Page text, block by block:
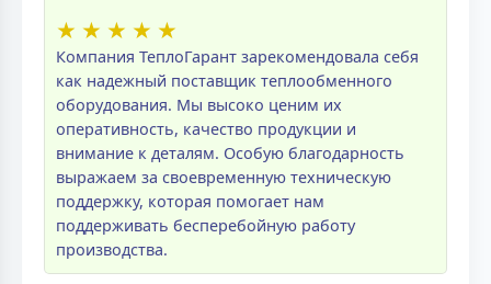
★ ★ ★ ★ ★
Компания ТеплоГарант зарекомендовала себя
как надежный поставщик теплообменного
оборудования. Мы высоко ценим их
оперативность, качество продукции и
внимание к деталям. Особую благодарность
выражаем за своевременную техническую
поддержку, которая помогает нам
поддерживать бесперебойную работу
производства.